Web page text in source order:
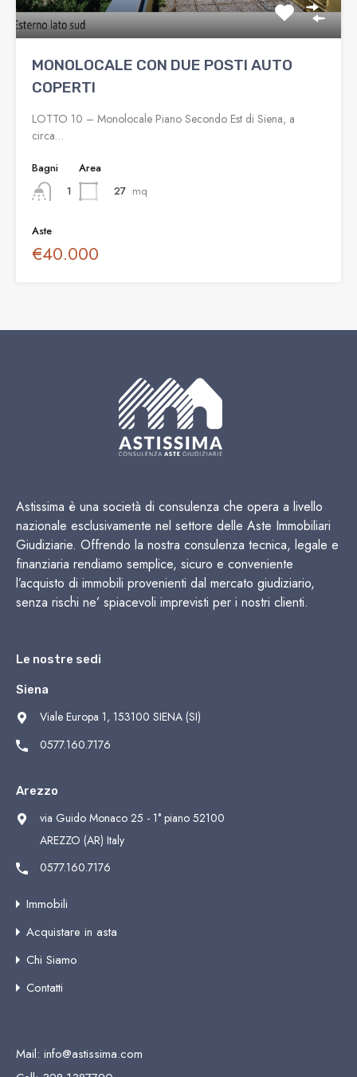
MONOLOCALE CON DUE POSTI AUTO
COPERTI
LOTTO 10 – Monolocale Piano Secondo Est di Siena, a
circa…
Bagni
1
Area
27 mq
Aste
€40.000
Astissima è una società di consulenza che opera a livello
nazionale esclusivamente nel settore delle Aste Immobiliari
Giudiziarie. Offrendo la nostra consulenza tecnica, legale e
finanziaria rendiamo semplice, sicuro e conveniente
l’acquisto di immobili provenienti dal mercato giudiziario,
senza rischi ne’ spiacevoli imprevisti per i nostri clienti.
Le nostre sedi
Siena
Viale Europa 1, 153100 SIENA (SI)
0577.160.7176
Arezzo
via Guido Monaco 25 - 1° piano 52100
AREZZO (AR) Italy
0577.160.7176
Immobili
Acquistare in asta
Chi Siamo
Contatti
Mail: info@astissima.com